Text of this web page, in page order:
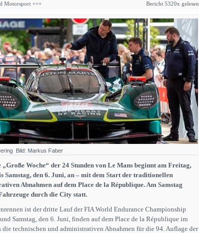
Motorsport +++
Bericht 5320x gelesen
Bild: Markus Faber
Woche“ der 24 Stunden von Le Mans beginnt am Freitag,
Samstag, den 6. Juni, an – mit dem Start der traditionellen
Abnahmen auf dem Place de la République. Am Samstag
durch die City statt.
ist der dritte Lauf der FIA World Endurance Championship
Samstag, den 6. Juni, finden auf dem Place de la République im
die technischen und administrativen Abnahmen für die 94. Auflage der